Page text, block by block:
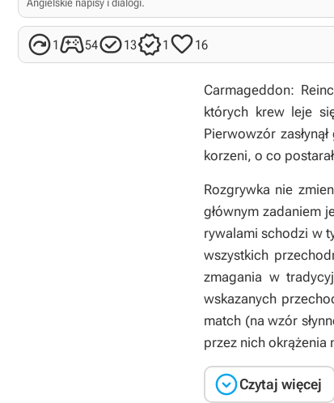
154131 16
Carmageddon:
których krew leje
Pierwowzór
korzeni, o co
Rozgrywka nie
głównym zadaniem
rywalami schodzi w
wszystkich
zmagania w
wskazanych
match (na wzór
przez nich okrążenia
Czytaj więcej